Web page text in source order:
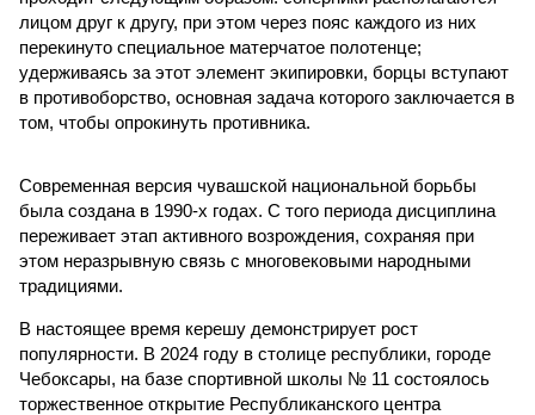
лицом друг к другу, при этом через пояс каждого из них
перекинуто специальное матерчатое полотенце;
удерживаясь за этот элемент экипировки, борцы вступают
в противоборство, основная задача которого заключается в
том, чтобы опрокинуть противника.
Современная версия чувашской национальной борьбы
была создана в 1990-х годах. С того периода дисциплина
переживает этап активного возрождения, сохраняя при
этом неразрывную связь с многовековыми народными
традициями.
В настоящее время керешу демонстрирует рост
популярности. В 2024 году в столице республики, городе
Чебоксары, на базе спортивной школы № 11 состоялось
торжественное открытие Республиканского центра